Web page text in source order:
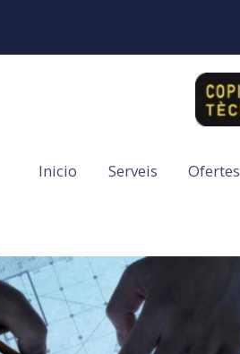
Inicio Serveis Ofertes